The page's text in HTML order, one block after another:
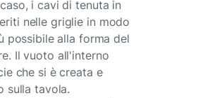
i cavi di tenuta in
nelle griglie in modo
possibile alla forma del
Il vuoto all'interno
che si è creata e
sulla tavola.